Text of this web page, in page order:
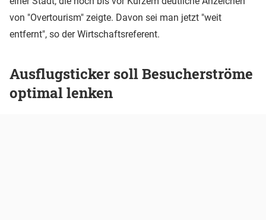
von "Overtourism" zeigte. Davon sei man jetzt "weit
entfernt", so der Wirtschaftsreferent.
Ausflugsticker soll Besucherströme
optimal lenken